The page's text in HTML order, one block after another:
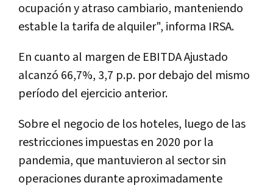
ocupación y atraso cambiario, manteniendo
estable la tarifa de alquiler", informa IRSA.
En cuanto al margen de EBITDA Ajustado
alcanzó 66,7%, 3,7 p.p. por debajo del mismo
período del ejercicio anterior.
Sobre el negocio de los hoteles, luego de las
restricciones impuestas en 2020 por la
pandemia, que mantuvieron al sector sin
operaciones durante aproximadamente